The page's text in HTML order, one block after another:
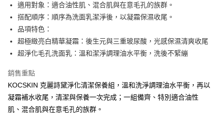
國泰世華商業銀行
兆豐國際商業銀行
臺灣中小企業銀行
台中商業銀行
匯豐（台灣）商業銀行
聯邦商業銀行
元大商業銀行
永豐商業銀行
玉山商業銀行
星展（台灣）商業銀行
台灣樂天信用卡公司
Apple Pay
悠遊付
貨到付款
運送方式
適用對象：適合油性肌、混合肌與在意毛孔的族群。
搭配順序：順序為洗面乳潔淨後，以凝霜保濕收尾。
品項特色：
超極緻亮白精華凝霜：後生元與三重玻尿酸，光感保濕清爽收尾
超淨化毛孔洗面乳：溫和潔淨調理油水平衡，洗後不緊繃
銷售重點
KOCSKIN 克麗詩黛淨化清潔保養組，溫和洗淨調理油水平衡，再以
凝霜補水收尾，清潔與保養一次完成；一組備齊、特別適合油性
肌、混合肌與在意毛孔的族群。